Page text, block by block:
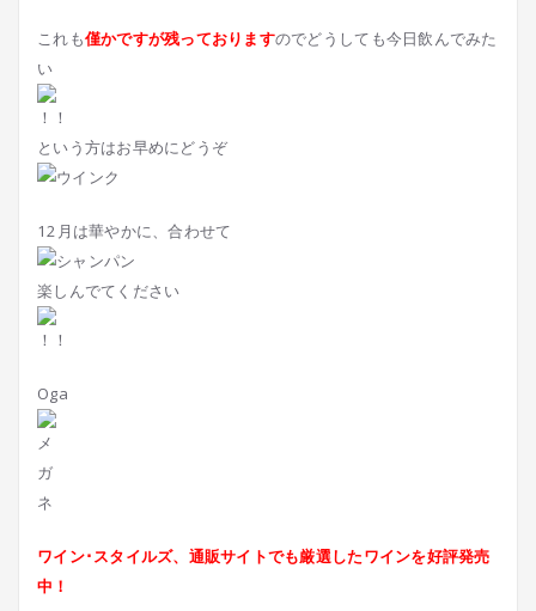
これも僅かですが残っておりますのでどうしても今日飲んでみた
い
という方はお早めにどうぞ
12月は華やかに、合わせて
楽しんでてください
Oga
ワイン･スタイルズ、通販サイトでも厳選したワインを好評発売
中！